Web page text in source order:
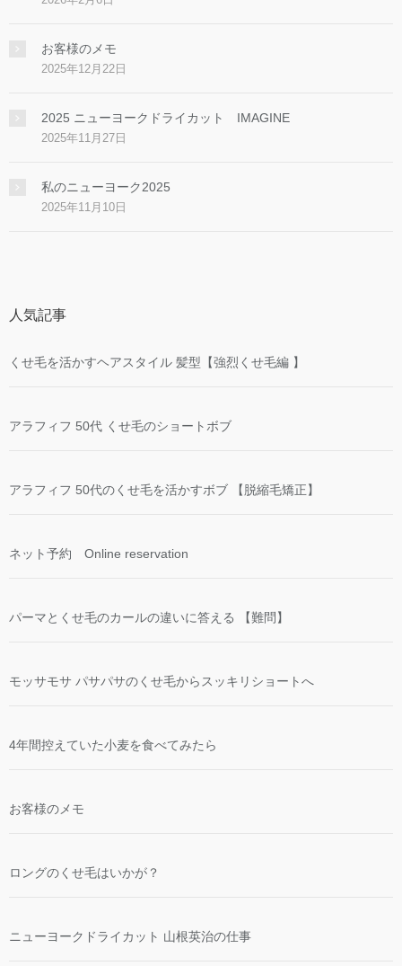
お客様のメモ
2025年12月22日
2025 ニューヨークドライカット IMAGINE
2025年11月27日
私のニューヨーク2025
2025年11月10日
人気記事
くせ毛を活かすヘアスタイル 髪型【強烈くせ毛編 】
アラフィフ 50代 くせ毛のショートボブ
アラフィフ 50代のくせ毛を活かすボブ 【脱縮毛矯正】
ネット予約 Online reservation
パーマとくせ毛のカールの違いに答える 【難問】
モッサモサ パサパサのくせ毛からスッキリショートへ
4年間控えていた小麦を食べてみたら
お客様のメモ
ロングのくせ毛はいかが？
ニューヨークドライカット 山根英治の仕事